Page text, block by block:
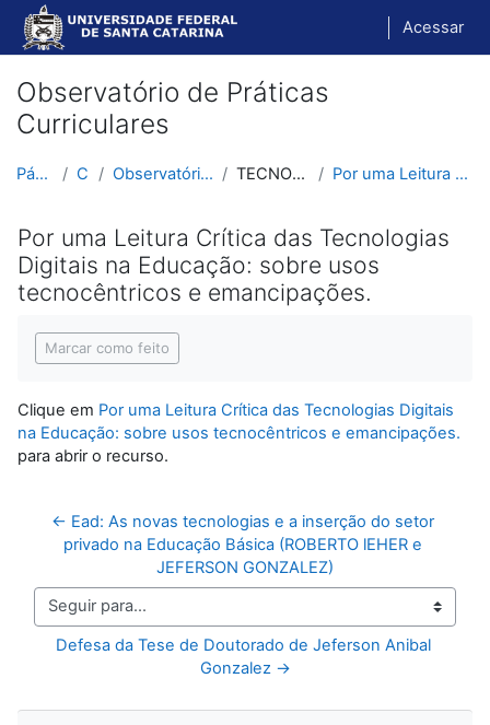
Ir para o conteúdo principal
Acessar
Observatório de Práticas
Curriculares
Página inicial Cursos Observatório de Práticas Curriculares TECNOLOGIAS (tdic) E PHC Por uma Leitura Crítica das Tecnologias Digitais n...
Por uma Leitura Crítica das Tecnologias
Digitais na Educação: sobre usos
tecnocêntricos e emancipações.
Marcar como feito
Clique em Por uma Leitura Crítica das Tecnologias Digitais
na Educação: sobre usos tecnocêntricos e emancipações.
para abrir o recurso.
← Ead: As novas tecnologias e a inserção do setor
privado na Educação Básica (ROBERTO lEHER e
JEFERSON GONZALEZ)
Seguir para...
Defesa da Tese de Doutorado de Jeferson Anibal
Gonzalez →